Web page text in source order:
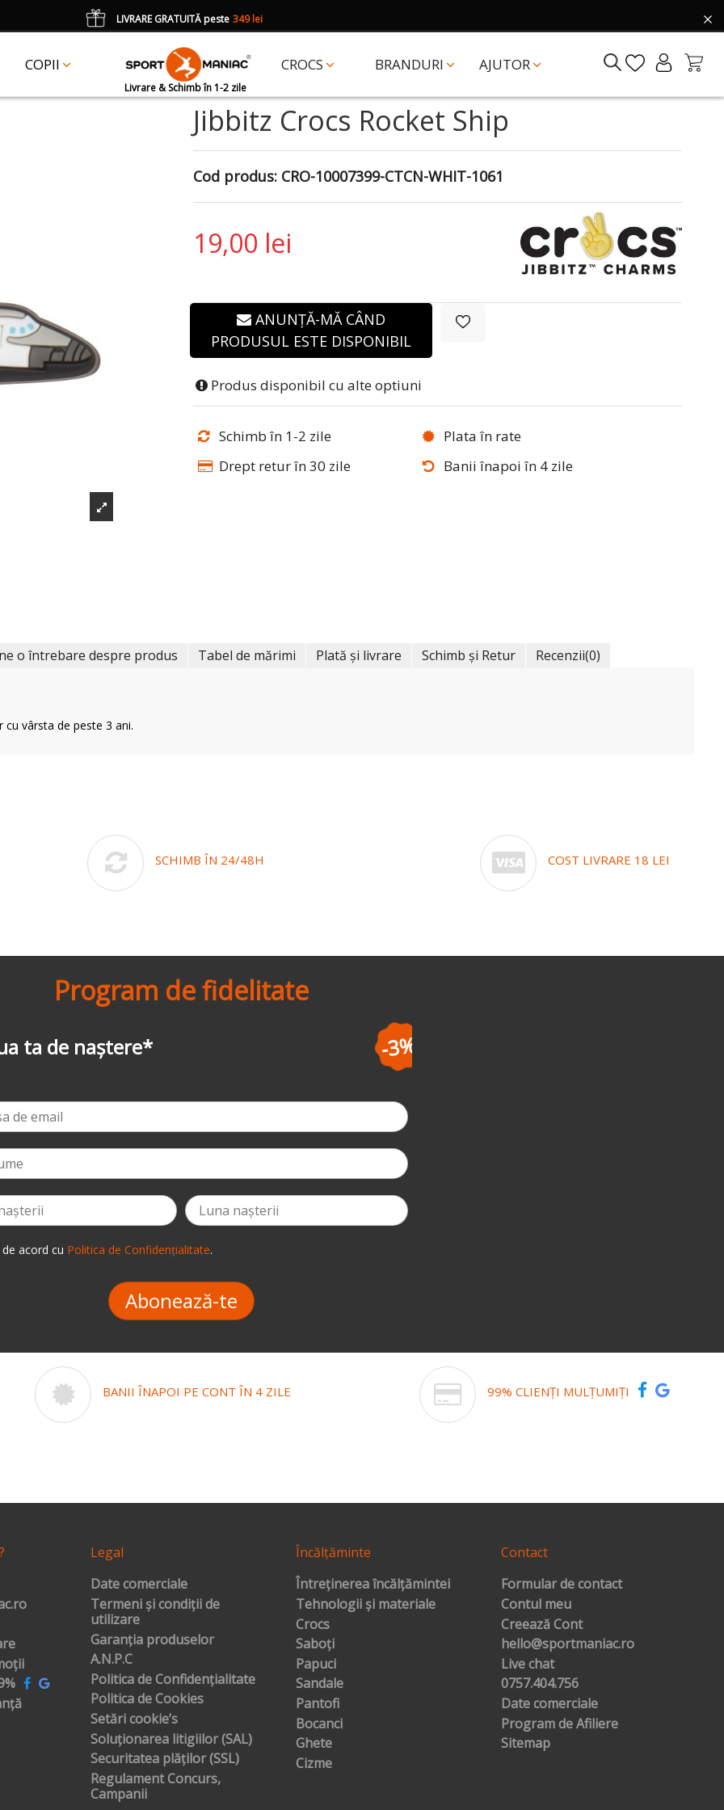
COPII CROCS BRANDURI AJUTOR
Livrare & Schimb în 1-2 zile
LIVRARE GRATUITĂ peste 349 lei
CADOUun accesoriu Crocs Jibbitz în val. de 25 lei cu codul: JIBBITZ
Jibbitz Crocs Rocket Ship
Cod produs: CRO-10007399-CTCN-WHIT-1061
19,00 lei
ANUNȚĂ-MĂ CÂND
PRODUSUL ESTE DISPONIBIL
Produs disponibil cu alte optiuni
Schimb în 1-2 zile
Plata în rate
Drept retur în 30 zile
Banii înapoi în 4 zile
o întrebare despre produs Tabel de mărimi Plată și livrare Schimb și Retur Recenzii(0)
vârsta de peste 3 ani.
SCHIMB ÎN 24/48H COST LIVRARE 18 LEI
Program de fidelitate
-3% la prima comandă
acord cu Politica de Confidențialitate.
Abonează-te
BANII ÎNAPOI PE CONT ÎN 4 ZILE 99% CLIENȚI MULȚUMIȚI
Legal
Date comerciale
Termeni și condiții de
utilizare
Garanția produselor
A.N.P.C
Politica de Confidențialitate
Politica de Cookies
Setări cookie’s
Soluționarea litigiilor (SAL)
Securitatea plăților (SSL)
Regulament Concurs,
Campanii
Încălțăminte
Întreținerea încălțămintei
Tehnologii și materiale
Crocs
Saboți
Papuci
Sandale
Pantofi
Bocanci
Ghete
Cizme
Contact
Formular de contact
Contul meu
Creează Cont
hello@sportmaniac.ro
Live chat
0757.404.756
Date comerciale
Program de Afiliere
Sitemap